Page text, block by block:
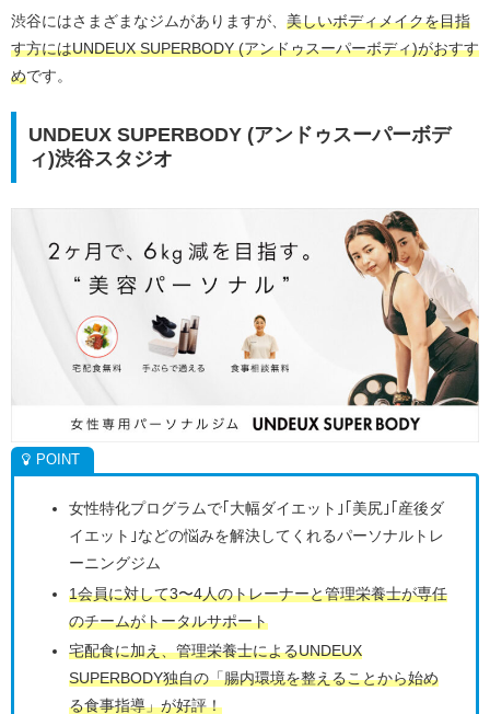
渋谷にはさまざまなジムがありますが、 美しいボディメイクを目指
す方にはUNDEUX SUPERBODY (アンドゥスーパーボディ)がおすす
めです。
UNDEUX SUPERBODY (アンドゥスーパーボデ
ィ)渋谷スタジオ
女性特化プログラムで｢大幅ダイエット｣｢美尻｣｢産後ダ
イエット｣などの悩みを解決してくれるパーソナルトレ
ーニングジム
1会員に対して3〜4人のトレーナーと管理栄養士が専任
のチームがトータルサポート
宅配食に加え、管理栄養士によるUNDEUX
SUPERBODY独自の「腸内環境を整えることから始め
る食事指導」が好評！